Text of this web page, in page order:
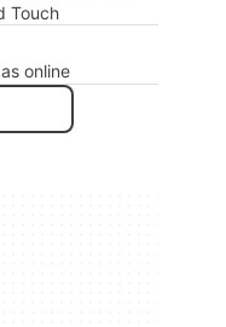
Touch
online